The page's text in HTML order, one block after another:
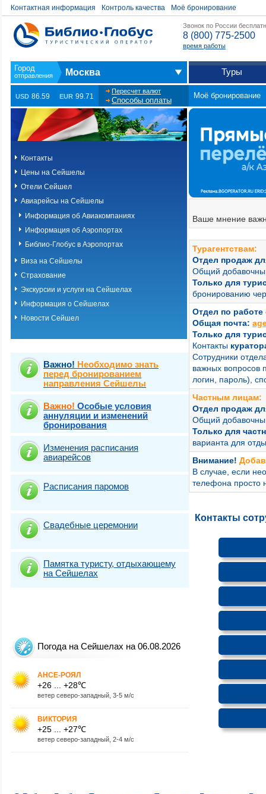
Контактная информация Контроль качества Моё бронирование
Звонок по России
8 (800) 775-2500
время работы
Москва Туры
USD 86.59 EUR 99.71
Пересчет валют
Способы оплаты
Моё бронирование
Контакты
Цены на Сейшелы
Отели Сейшел
Авиарейсы на Сейшелы
Информация об Авиакомпаниях
Информация об Аэропортах
Библио-Глобус в Аэропортах
Виза на Сейшелы
Страхование
Экскурсии и услуги на Сейшелах
Информация о Сейшелах
Новости Сейшел
Важно! Необходимо знать
перед бронированием
направления Сейшелы
Важно! Особые условия
аннуляции и изменений
бронирования
Изменения расписания
авиарейсов
Расписания паромов
Свадебные церемонии
Памятка туристу, отдыхающему
на Сейшелах
Погода на Сейшелах на 06.08.2026
АНСЕ-РОЯЛ
+26 ... +28℃
ветер северо-западный, 3-5 м/с
ВИКТОРИЯ
+25 ... +27℃
ветер северо-западный, 2-4 м/с
Ваше мнение
Турагентствам:
Отдел продаж
Общий
Только для
бронированию
Отдел по работе
Общая почта:
Только для
Контакты
Сотрудники
важных вопросов
логин, пароль),
Частным лицам:
Отдел продаж
Общий
Только для
варианта для
Внимание!
В случае, если
телефона просто
Контакты